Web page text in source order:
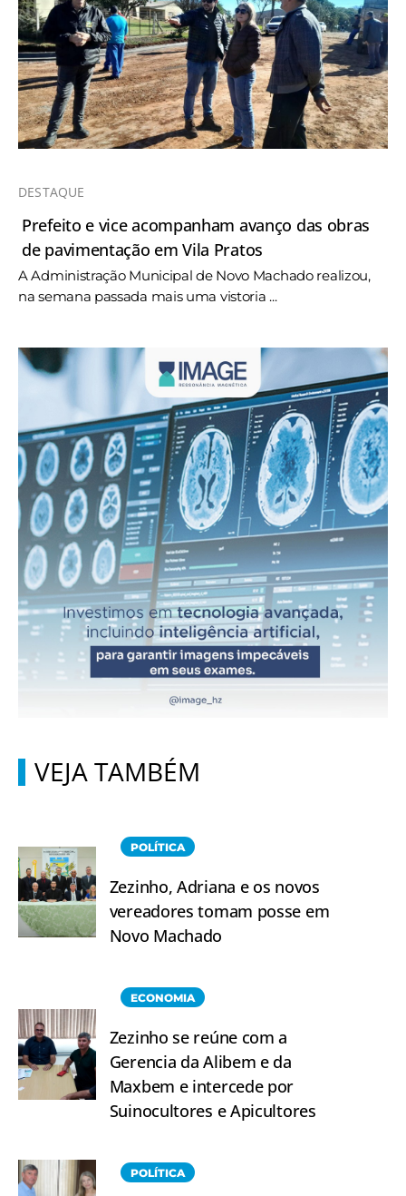
DESTAQUE
Prefeito e vice acompanham avanço das obras
de pavimentação em Vila Pratos
A Administração Municipal de Novo Machado realizou,
na semana passada mais uma vistoria ...
VEJA TAMBÉM
POLÍTICA
Zezinho, Adriana e os novos
vereadores tomam posse em
Novo Machado
ECONOMIA
Zezinho se reúne com a
Gerencia da Alibem e da
Maxbem e intercede por
Suinocultores e Apicultores
POLÍTICA